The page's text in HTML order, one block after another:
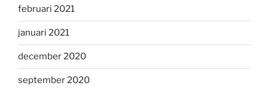
februari 2021
januari 2021
december 2020
september 2020